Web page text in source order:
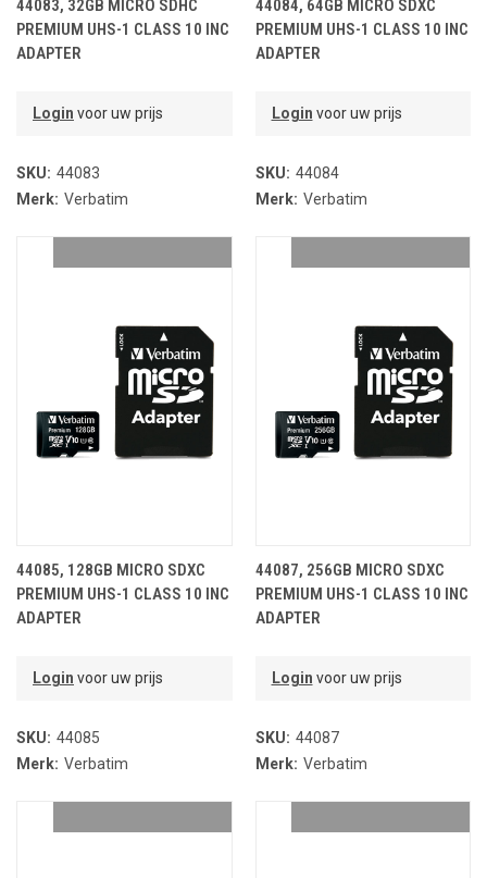
44083, 32GB MICRO SDHC
PREMIUM UHS-1 CLASS 10 INC
ADAPTER
Login voor uw prijs
SKU: 44083
Merk: Verbatim
44084, 64GB MICRO SDXC
PREMIUM UHS-1 CLASS 10 INC
ADAPTER
Login voor uw prijs
SKU: 44084
Merk: Verbatim
44085, 128GB MICRO SDXC
PREMIUM UHS-1 CLASS 10 INC
ADAPTER
Login voor uw prijs
SKU: 44085
Merk: Verbatim
44087, 256GB MICRO SDXC
PREMIUM UHS-1 CLASS 10 INC
ADAPTER
Login voor uw prijs
SKU: 44087
Merk: Verbatim